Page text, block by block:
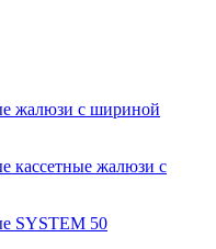
жалюзи с шириной
кассетные жалюзи с
SYSTEM 50